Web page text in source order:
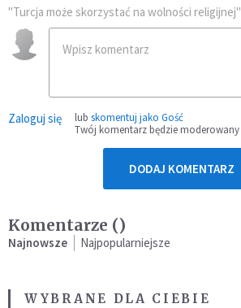
"Turcja może skorzystać na wolności religijnej"
Zaloguj się lub skomentuj jako Gość
Twój komentarz będzie moderowany
DODAJ KOMENTARZ
Komentarze ()
Najnowsze Najpopularniejsze
WYBRANE DLA CIEBIE